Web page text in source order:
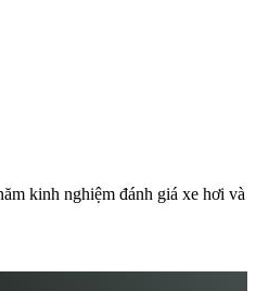
kinh nghiệm đánh giá xe hơi và